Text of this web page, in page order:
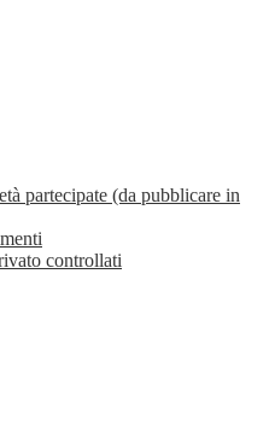
partecipate (da pubblicare in
controllati